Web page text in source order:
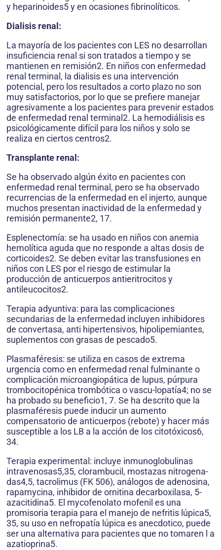
y heparinoides5 y en ocasiones fibrinolíticos.
Dialisis renal:
La mayoría de los pacientes con LES no desarrollan
insuficiencia renal si son tratados a tiempo y se
mantienen en remisión2. En niños con enfermedad
renal terminal, la dialisis es una intervención
potencial, pero los resultados a corto plazo no son
muy satisfactorios, por lo que se prefiere manejar
agresivamente a los pacientes para prevenir estados
de enfermedad renal terminal2. La hemodiálisis es
psicológicamente difícil para los niños y solo se
realiza en ciertos centros2.
Transplante renal:
Se ha observado algún éxito en pacientes con
enfermedad renal terminal, pero se ha observado
recurrencias de la enfermedad en el injerto, aunque
muchos presentan inactividad de la enfermedad y
remisión permanente2, 17.
Esplenectomía: se ha usado en niños con anemia
hemolítica aguda que no responde a altas dosis de
corticoides2. Se deben evitar las transfusiones en
niños con LES por el riesgo de estimular la
producción de anticuerpos antieritrocitos y
antileucocitos2.
Terapia adyuntiva: para las complicaciones
secundarias de la enfermedad incluyen inhibidores
de convertasa, anti hipertensivos, hipolipemiantes,
suplementos con grasas de pescado5.
Plasmaféresis: se utiliza en casos de extrema
urgencia como en enfermedad renal fulminante o
complicación microangiopática de lupus, púrpura
trombocitopénica trombótica o vascu-lopatía4; no se
ha probado su beneficio1, 7. Se ha descrito que la
plasmaféresis puede inducir un aumento
compensatorio de anticuerpos (rebote) y hacer más
susceptible a los LB a la acción de los citotóxicos6,
34.
Terapia experimental: incluye inmunoglobulinas
intravenosas5,35, clorambucil, mostazas nitrogena-
das4,5, tacrolimus (FK 506), análogos de adenosina,
rapamycina, inhibidor de ornitina decarboxilasa, 5-
azacitidina5. El mycofenolato mofenil es una
promisoria terapia para el manejo de nefritis lúpica5,
35, su uso en nefropatía lúpica es anecdotico, puede
ser una alternativa para pacientes que no tomaren l a
azatioprina5.